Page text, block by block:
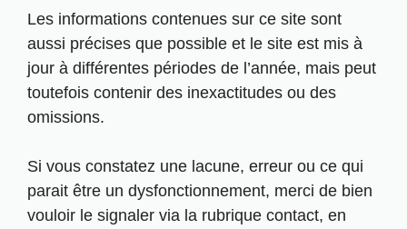
Les informations contenues sur ce site sont
aussi précises que possible et le site est mis à
jour à différentes périodes de l’année, mais peut
toutefois contenir des inexactitudes ou des
omissions.
Si vous constatez une lacune, erreur ou ce qui
parait être un dysfonctionnement, merci de bien
vouloir le signaler via la rubrique contact, en